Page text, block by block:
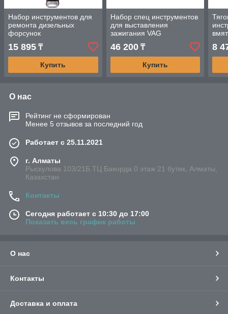
Набор инструментов для
ремонта дизельных
форсунок
15 895 ₸
Купить
Набор спец инструментов
для выставления
зажигания VAG
46 200₸
Купить
8
О нас
Рейтинг не сформирован
Менее 5 отзывов за последний год
Работает с 25.11.2021
г. Алматы
Рыскулова 103/21Б.ТЦ Бакорда.0 этаж 21 бутик, Алматы,
Казахстан
Контакты
Сегодня работает с 10:30 до 17:00
Показать весь график работы
О нас
Контакты
Доставка и оплата